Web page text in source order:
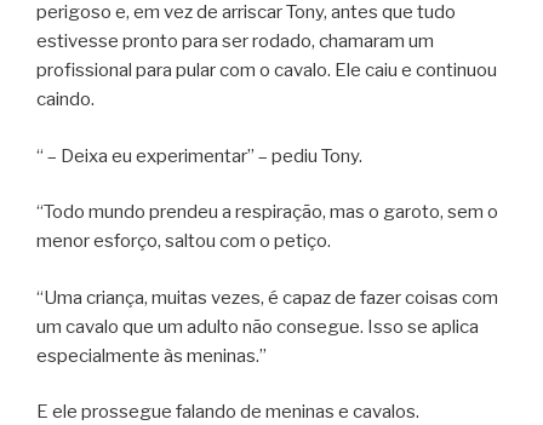
perigoso e, em vez de arriscar Tony, antes que tudo
estivesse pronto para ser rodado, chamaram um
profissional para pular com o cavalo. Ele caiu e continuou
caindo.
“ – Deixa eu experimentar” – pediu Tony.
“Todo mundo prendeu a respiração, mas o garoto, sem o
menor esforço, saltou com o petiço.
“Uma criança, muitas vezes, é capaz de fazer coisas com
um cavalo que um adulto não consegue. Isso se aplica
especialmente às meninas.”
E ele prossegue falando de meninas e cavalos.